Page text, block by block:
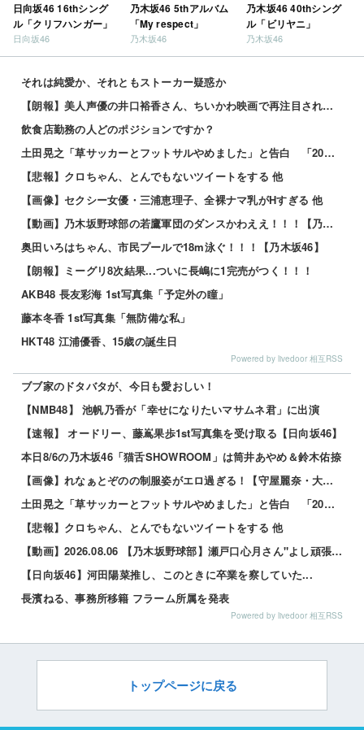
日向坂46 16thシング
ル「クリフハンガー」
日向坂46
乃木坂46 5thアルバム
「My respect」
乃木坂46
乃木坂46 40thシング
ル「ビリヤニ」
乃木坂46
それは純愛か、それともストーカー疑惑か
【朗報】美人声優の井口裕香さん、ちいかわ映画で再注目されるｗｗｗｗ
飲食店勤務の人どのポジションですか？
土田晃之「草サッカーとフットサルやめました」と告白 「20代の若手が来るんです。つまんなくて」 他
【悲報】クロちゃん、とんでもないツイートをする 他
【画像】セクシー女優・三浦恵理子、全裸ナマ乳がHすぎる 他
【動画】乃木坂野球部の若鷹軍団のダンスかわええ！！！【乃木坂46】
奥田いろはちゃん、市民プールで18m泳ぐ！！！【乃木坂46】
【朗報】ミーグリ8次結果...ついに長嶋に1完売がつく！！！
AKB48 長友彩海 1st写真集「予定外の瞳」
藤本冬香 1st写真集「無防備な私」
HKT48 江浦優香、15歳の誕生日
Powered by livedoor 相互RSS
ブブ家のドタバタが、今日も愛おしい！
【NMB48】 池帆乃香が「幸せになりたいマサムネ君」に出演
【速報】 オードリー、藤嶌果歩1st写真集を受け取る【日向坂46】
本日8/6の乃木坂46「猫舌SHOWROOM」は筒井あやめ＆鈴木佑捺
【画像】れなぁとぞのの制服姿がエロ過ぎる！【守屋麗奈・大園玲】【櫻坂46】 他
土田晃之「草サッカーとフットサルやめました」と告白 「20代の若手が来るんです。つまんなくて」 他
【悲報】クロちゃん、とんでもないツイートをする 他
【動画】2026.08.06 【乃木坂野球部】瀬戸口心月さん"よし頑張るぞの気持ち"の始球式【コラ...
【日向坂46】河田陽菜推し、このときに卒業を察していた...
長濱ねる、事務所移籍 フラーム所属を発表
Powered by livedoor 相互RSS
トップページに戻る